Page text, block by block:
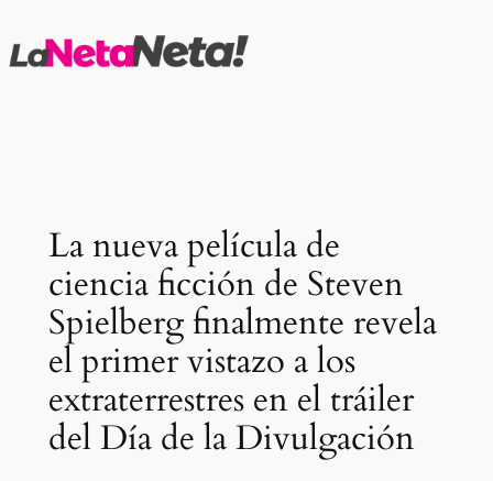
al
La nueva película de
ciencia ficción de Steven
Spielberg finalmente revela
el primer vistazo a los
extraterrestres en el tráiler
del Día de la Divulgación